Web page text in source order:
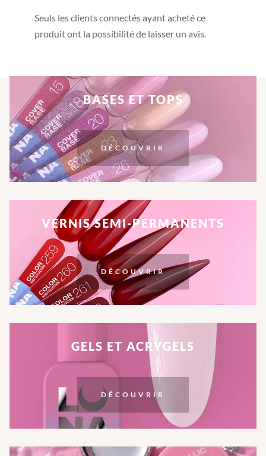
Seuls les clients connectés ayant acheté ce
produit ont la possibilité de laisser un avis.
BASES ET TOPS
DÉCOUVRIR
VERNIS SEMI-PERMANENTS
DÉCOUVRIR
GELS ET ACRYGELS
DÉCOUVRIR